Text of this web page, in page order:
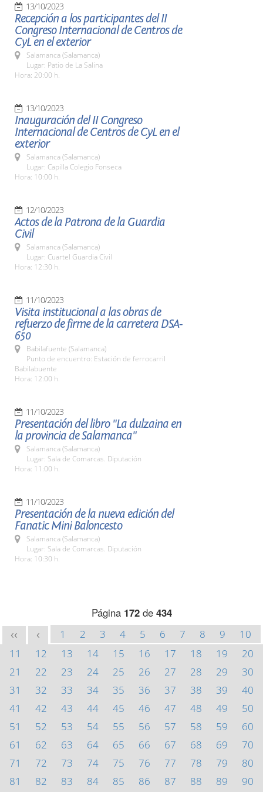
13/10/2023
Recepción a los participantes del II
Congreso Internacional de Centros de
CyL en el exterior
Salamanca (Salamanca)
Lugar: Patio de La Salina
Hora: 20:00 h.
13/10/2023
Inauguración del II Congreso
Internacional de Centros de CyL en el
exterior
Salamanca (Salamanca)
Lugar: Capilla Colegio Fonseca
Hora: 10:00 h.
12/10/2023
Actos de la Patrona de la Guardia
Civil
Salamanca (Salamanca)
Lugar: Cuartel Guardia Civil
Hora: 12:30 h.
11/10/2023
Visita institucional a las obras de
refuerzo de firme de la carretera DSA-
650
Babilafuente (Salamanca)
Punto de encuentro: Estación de ferrocarril
Babilabuente
Hora: 12:00 h.
11/10/2023
Presentación del libro "La dulzaina en
la provincia de Salamanca"
Salamanca (Salamanca)
Lugar: Sala de Comarcas. Diputación
Hora: 11:00 h.
11/10/2023
Presentación de la nueva edición del
Fanatic Mini Baloncesto
Salamanca (Salamanca)
Lugar: Sala de Comarcas. Diputación
Hora: 10:30 h.
Página 172de 434
<< < 1 2 3 4 5 6 7 8 9
10
11
12 13 14 15 16 17 18 19
20
21
22 23 24 25 26 27 28 29
30
31
32 33 34 35 36 37 38 39
40
41
42 43 44 45 46 47 48 49
50
51
52 53 54 55 56 57 58 59
60
61
62 63 64 65 66 67 68 69
70
71
72 73 74 75 76 77 78 79
80
81
82 83 84 85 86 87 88 89
90